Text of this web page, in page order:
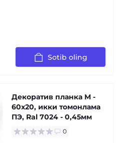
Sotib oling
Декоратив планка М -
60х20, икки томонлама
ПЭ, Ral 7024 - 0,45мм
0